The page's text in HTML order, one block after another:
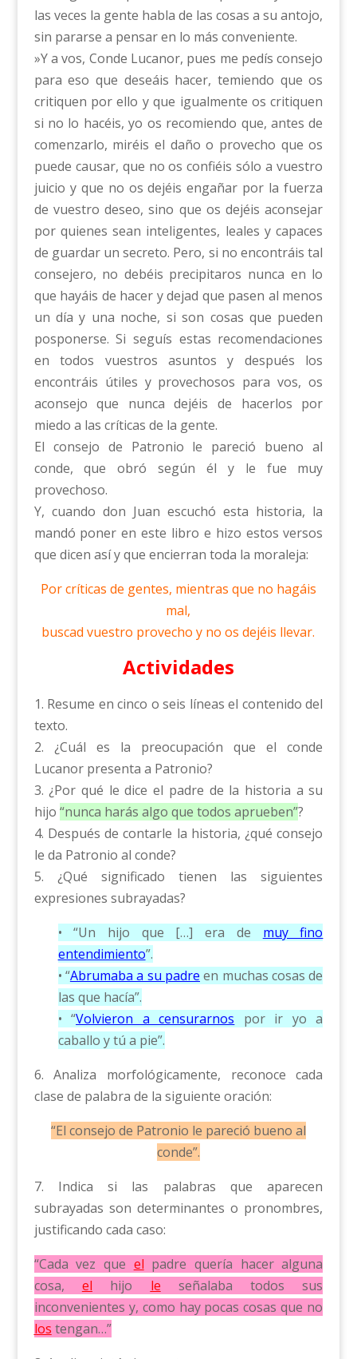
las veces la gente habla de las cosas a su antojo,
sin pararse a pensar en lo más conveniente.
»Y a vos, Conde Lucanor, pues me pedís consejo
para eso que deseáis hacer, temiendo que os
critiquen por ello y que igualmente os critiquen
si no lo hacéis, yo os recomiendo que, antes de
comenzarlo, miréis el daño o provecho que os
puede causar, que no os confiéis sólo a vuestro
juicio y que no os dejéis engañar por la fuerza
de vuestro deseo, sino que os dejéis aconsejar
por quienes sean inteligentes, leales y capaces
de guardar un secreto. Pero, si no encontráis tal
consejero, no debéis precipitaros nunca en lo
que hayáis de hacer y dejad que pasen al menos
un día y una noche, si son cosas que pueden
posponerse. Si seguís estas recomendaciones
en todos vuestros asuntos y después los
encontráis útiles y provechosos para vos, os
aconsejo que nunca dejéis de hacerlos por
miedo a las críticas de la gente.
El consejo de Patronio le pareció bueno al
conde, que obró según él y le fue muy
provechoso.
Y, cuando don Juan escuchó esta historia, la
mandó poner en este libro e hizo estos versos
que dicen así y que encierran toda la moraleja:
Por críticas de gentes, mientras que no hagáis
mal,
buscad vuestro provecho y no os dejéis llevar.
Actividades
1. Resume en cinco o seis líneas el contenido del
texto.
2. ¿Cuál es la preocupación que el conde
Lucanor presenta a Patronio?
3. ¿Por qué le dice el padre de la historia a su
hijo “nunca harás algo que todos aprueben”?
4. Después de contarle la historia, ¿qué consejo
le da Patronio al conde?
5. ¿Qué significado tienen las siguientes
expresiones subrayadas?
• “Un hijo que […] era de muy fino
entendimiento”.
• “Abrumaba a su padre en muchas cosas de
las que hacía”.
• “Volvieron a censurarnos por ir yo a
caballo y tú a pie”.
6. Analiza morfológicamente, reconoce cada
clase de palabra de la siguiente oración:
“El consejo de Patronio le pareció bueno al
conde”.
7. Indica si las palabras que aparecen
subrayadas son determinantes o pronombres,
justificando cada caso:
“Cada vez que el padre quería hacer alguna
cosa, el hijo le señalaba todos sus
inconvenientes y, como hay pocas cosas que no
los tengan…”